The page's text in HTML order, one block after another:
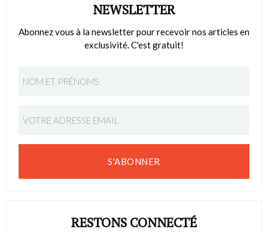
NEWSLETTER
Abonnez vous à la newsletter pour recevoir nos articles en
exclusivité. C'est gratuit!
S'ABONNER
RESTONS CONNECTÉ